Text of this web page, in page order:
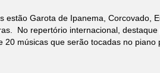
estão Garota de Ipanema, Corcovado,
No repertório internacional,
20 músicas que serão tocadas no piano